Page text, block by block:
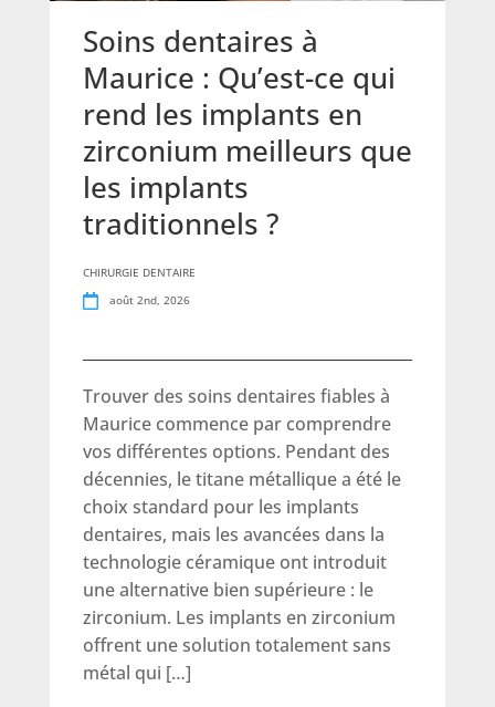
Soins dentaires à
Maurice : Qu’est-ce qui
rend les implants en
zirconium meilleurs que
les implants
traditionnels ?
CHIRURGIE DENTAIRE
août 2nd, 2026
Trouver des soins dentaires fiables à
Maurice commence par comprendre
vos différentes options. Pendant des
décennies, le titane métallique a été le
choix standard pour les implants
dentaires, mais les avancées dans la
technologie céramique ont introduit
une alternative bien supérieure : le
zirconium. Les implants en zirconium
offrent une solution totalement sans
métal qui […]